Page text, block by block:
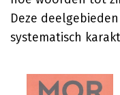
Deze
systematisch